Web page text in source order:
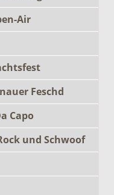
Air
Feschd
Capo
und Schwoof